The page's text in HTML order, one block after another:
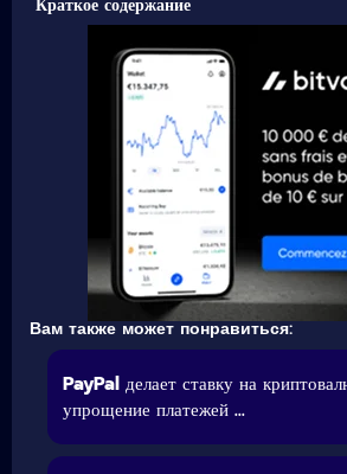
Краткое содержание
Вам также может понравиться:
PayPal делает ставку на
упрощение платежей ...